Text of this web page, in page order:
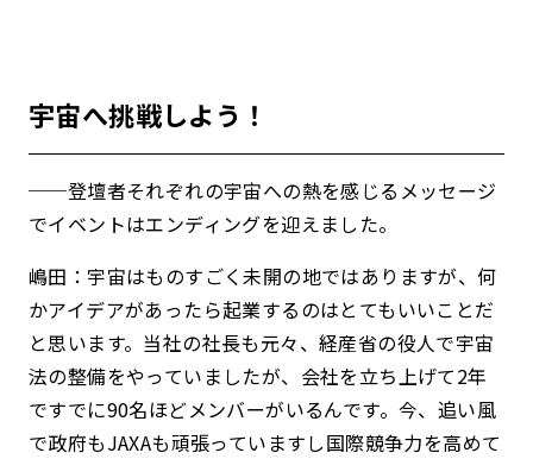
宇宙へ挑戦しよう！
──登壇者それぞれの宇宙への熱を感じるメッセージ
でイベントはエンディングを迎えました。
嶋田：宇宙はものすごく未開の地ではありますが、何
かアイデアがあったら起業するのはとてもいいことだ
と思います。当社の社長も元々、経産省の役人で宇宙
法の整備をやっていましたが、会社を立ち上げて2年
ですでに90名ほどメンバーがいるんです。今、追い風
で政府もJAXAも頑張っていますし国際競争力を高めて